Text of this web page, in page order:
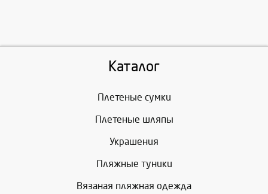
Каталог
Плетеные сумки
Плетеные шляпы
Украшения
Пляжные туники
Вязаная пляжная одежда